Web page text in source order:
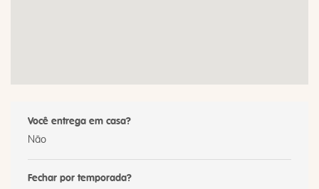
Você entrega em casa?
Não
Fechar por temporada?